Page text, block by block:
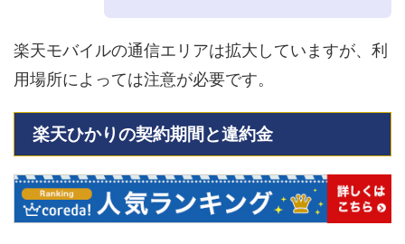
楽天モバイルの通信エリアは拡大していますが、利
用場所によっては注意が必要です。
楽天ひかりの契約期間と違約金